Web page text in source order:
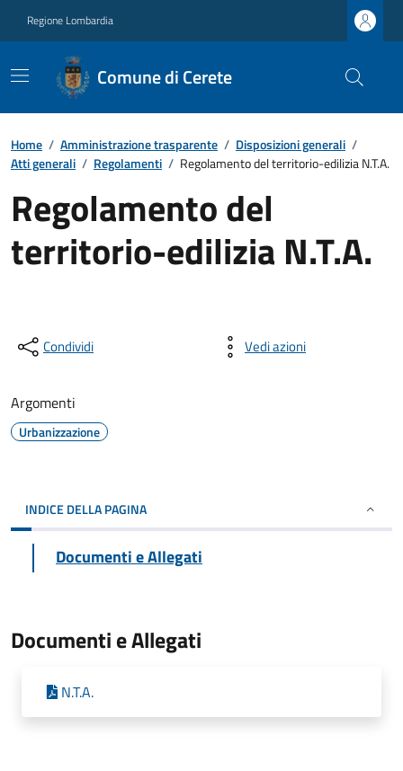
Regione Lombardia
Comune di Cerete
Home / Amministrazione trasparente / Disposizioni generali /
Atti generali / Regolamenti / Regolamento del territorio-edilizia N.T.A.
Regolamento del
territorio-edilizia N.T.A.
Condividi Vedi azioni
Argomenti
Urbanizzazione
INDICE DELLA PAGINA
Documenti e Allegati
Documenti e Allegati
N.T.A.